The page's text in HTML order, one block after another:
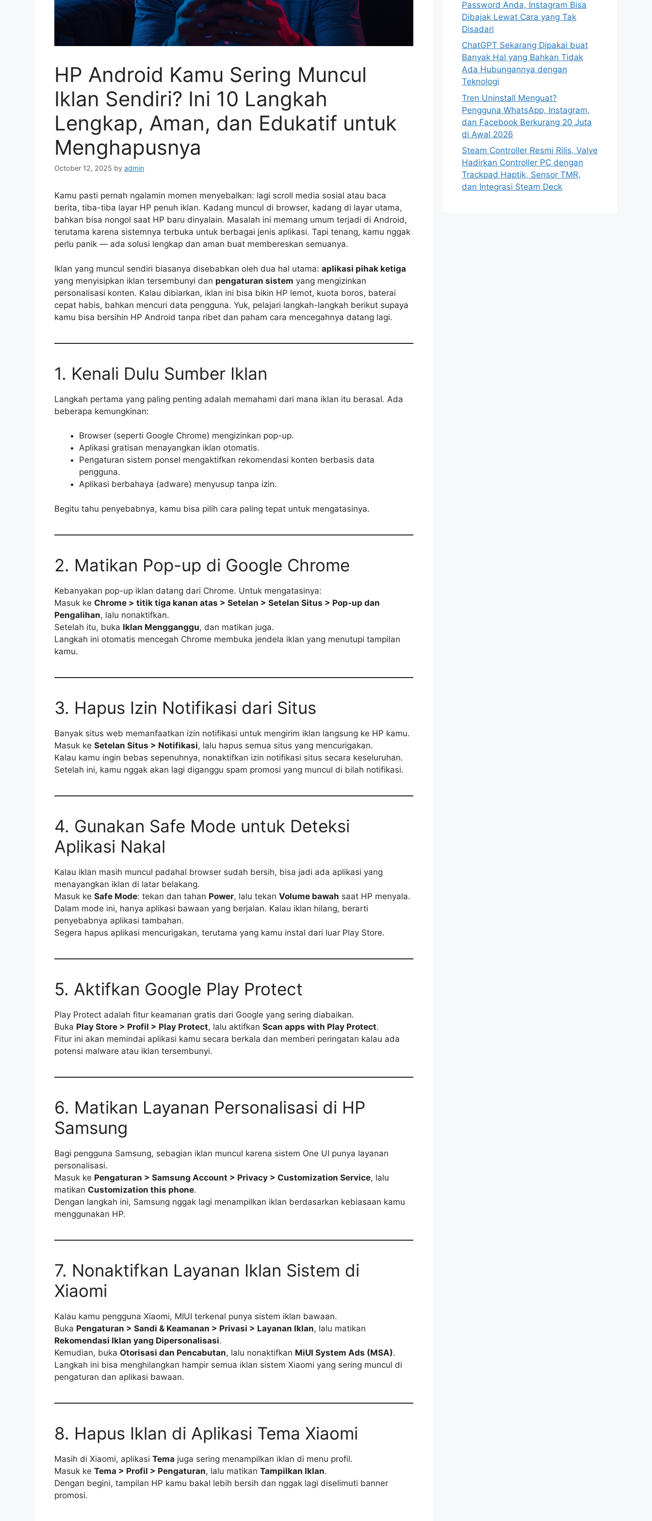
HP Android Kamu Sering Muncul
Iklan Sendiri? Ini 10 Langkah
Lengkap, Aman, dan Edukatif untuk
Menghapusnya
October 12, 2025 by admin
Kamu pasti pernah ngalamin momen menyebalkan: lagi scroll media sosial atau baca
berita, tiba-tiba layar HP penuh iklan. Kadang muncul di browser, kadang di layar utama,
bahkan bisa nongol saat HP baru dinyalain. Masalah ini memang umum terjadi di Android,
terutama karena sistemnya terbuka untuk berbagai jenis aplikasi. Tapi tenang, kamu nggak
perlu panik — ada solusi lengkap dan aman buat membereskan semuanya.
Iklan yang muncul sendiri biasanya disebabkan oleh dua hal utama: aplikasi pihak ketiga
yang menyisipkan iklan tersembunyi dan pengaturan sistem yang mengizinkan
personalisasi konten. Kalau dibiarkan, iklan ini bisa bikin HP lemot, kuota boros, baterai
cepat habis, bahkan mencuri data pengguna. Yuk, pelajari langkah-langkah berikut supaya
kamu bisa bersihin HP Android tanpa ribet dan paham cara mencegahnya datang lagi.
1. Kenali Dulu Sumber Iklan
Langkah pertama yang paling penting adalah memahami dari mana iklan itu berasal. Ada
beberapa kemungkinan:
Browser (seperti Google Chrome) mengizinkan pop-up.
Aplikasi gratisan menayangkan iklan otomatis.
Pengaturan sistem ponsel mengaktifkan rekomendasi konten berbasis data
pengguna.
Aplikasi berbahaya (adware) menyusup tanpa izin.
Begitu tahu penyebabnya, kamu bisa pilih cara paling tepat untuk mengatasinya.
2. Matikan Pop-up di Google Chrome
Kebanyakan pop-up iklan datang dari Chrome. Untuk mengatasinya:
Masuk ke Chrome > titik tiga kanan atas > Setelan > Setelan Situs > Pop-up dan
Pengalihan, lalu nonaktifkan.
Setelah itu, buka Iklan Mengganggu, dan matikan juga.
Langkah ini otomatis mencegah Chrome membuka jendela iklan yang menutupi tampilan
kamu.
3. Hapus Izin Notifikasi dari Situs
Banyak situs web memanfaatkan izin notifikasi untuk mengirim iklan langsung ke HP kamu.
Masuk ke Setelan Situs > Notifikasi, lalu hapus semua situs yang mencurigakan.
Kalau kamu ingin bebas sepenuhnya, nonaktifkan izin notifikasi situs secara keseluruhan.
Setelah ini, kamu nggak akan lagi diganggu spam promosi yang muncul di bilah notifikasi.
4. Gunakan Safe Mode untuk Deteksi
Aplikasi Nakal
Kalau iklan masih muncul padahal browser sudah bersih, bisa jadi ada aplikasi yang
menayangkan iklan di latar belakang.
Masuk ke Safe Mode: tekan dan tahan Power, lalu tekan Volume bawah saat HP menyala.
Dalam mode ini, hanya aplikasi bawaan yang berjalan. Kalau iklan hilang, berarti
penyebabnya aplikasi tambahan.
Segera hapus aplikasi mencurigakan, terutama yang kamu instal dari luar Play Store.
5. Aktifkan Google Play Protect
Play Protect adalah fitur keamanan gratis dari Google yang sering diabaikan.
Buka Play Store > Profil > Play Protect, lalu aktifkan Scan apps with Play Protect.
Fitur ini akan memindai aplikasi kamu secara berkala dan memberi peringatan kalau ada
potensi malware atau iklan tersembunyi.
6. Matikan Layanan Personalisasi di HP
Samsung
Bagi pengguna Samsung, sebagian iklan muncul karena sistem One UI punya layanan
personalisasi.
Masuk ke Pengaturan > Samsung Account > Privacy > Customization Service, lalu
matikan Customization this phone.
Dengan langkah ini, Samsung nggak lagi menampilkan iklan berdasarkan kebiasaan kamu
menggunakan HP.
7. Nonaktifkan Layanan Iklan Sistem di
Xiaomi
Kalau kamu pengguna Xiaomi, MIUI terkenal punya sistem iklan bawaan.
Buka Pengaturan > Sandi & Keamanan > Privasi > Layanan Iklan, lalu matikan
Rekomendasi Iklan yang Dipersonalisasi.
Kemudian, buka Otorisasi dan Pencabutan, lalu nonaktifkan MiUI System Ads (MSA).
Langkah ini bisa menghilangkan hampir semua iklan sistem Xiaomi yang sering muncul di
pengaturan dan aplikasi bawaan.
8. Hapus Iklan di Aplikasi Tema Xiaomi
Masih di Xiaomi, aplikasi Tema juga sering menampilkan iklan di menu profil.
Masuk ke Tema > Profil > Pengaturan, lalu matikan Tampilkan Iklan.
Dengan begini, tampilan HP kamu bakal lebih bersih dan nggak lagi diselimuti banner
promosi.
Password Anda, Instagram Bisa
Dibajak Lewat Cara yang Tak
Disadari
ChatGPT Sekarang Dipakai buat
Banyak Hal yang Bahkan Tidak
Ada Hubungannya dengan
Teknologi
Tren Uninstall Menguat?
Pengguna WhatsApp, Instagram,
dan Facebook Berkurang 20 Juta
di Awal 2026
Steam Controller Resmi Rilis, Valve
Hadirkan Controller PC dengan
Trackpad Haptik, Sensor TMR,
dan Integrasi Steam Deck